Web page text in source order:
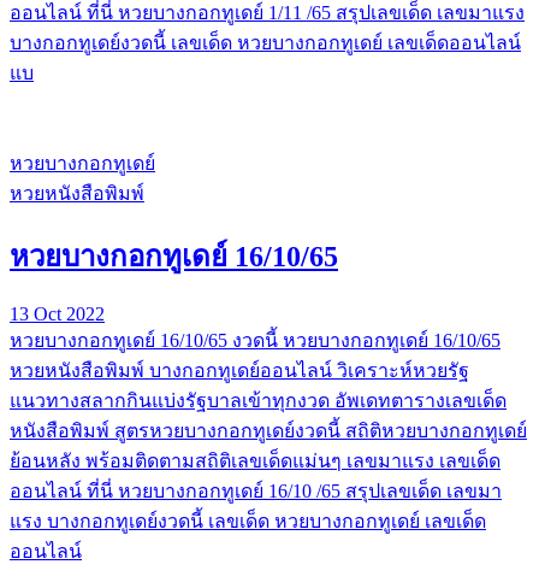
ออนไลน์ ที่นี่ หวยบางกอกทูเดย์ 1/11 /65 สรุปเลขเด็ด เลขมาแรง
บางกอกทูเดย์งวดนี้ เลขเด็ด หวยบางกอกทูเดย์ เลขเด็ดออนไลน์
แบ
หวยบางกอกทูเดย์
หวยหนังสือพิมพ์
หวยบางกอกทูเดย์ 16/10/65
13 Oct 2022
หวยบางกอกทูเดย์ 16/10/65 งวดนี้ หวยบางกอกทูเดย์ 16/10/65
หวยหนังสือพิมพ์ บางกอกทูเดย์ออนไลน์ วิเคราะห์หวยรัฐ
แนวทางสลากกินแบ่งรัฐบาลเข้าทุกงวด อัพเดทตารางเลขเด็ด
หนังสือพิมพ์ สูตรหวยบางกอกทูเดย์งวดนี้ สถิติหวยบางกอกทูเดย์
ย้อนหลัง พร้อมติดตามสถิติเลขเด็ดแม่นๆ เลขมาแรง เลขเด็ด
ออนไลน์ ที่นี่ หวยบางกอกทูเดย์ 16/10 /65 สรุปเลขเด็ด เลขมา
แรง บางกอกทูเดย์งวดนี้ เลขเด็ด หวยบางกอกทูเดย์ เลขเด็ด
ออนไลน์